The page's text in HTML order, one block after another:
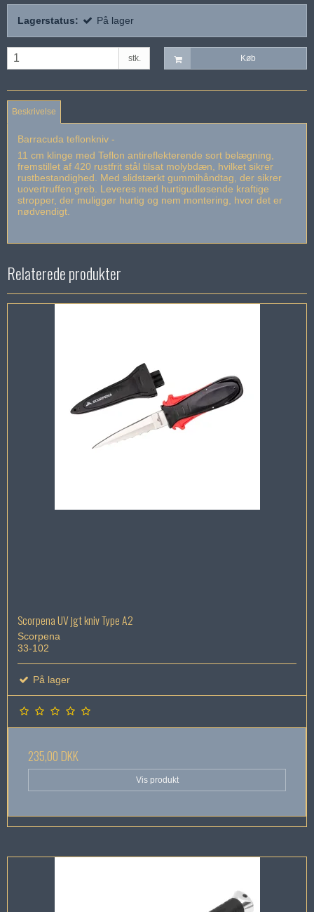
Lagerstatus: På lager
stk. Køb
Beskrivelse
Barracuda teflonkniv -
11 cm klinge med Teflon antireflekterende sort belægning,
fremstillet af 420 rustfrit stål tilsat molybdæn, hvilket sikrer
rustbestandighed. Med slidstærkt gummihåndtag, der sikrer
uovertruffen greb. Leveres med hurtigudløsende kraftige
stropper, der muliggør hurtig og nem montering, hvor det er
nødvendigt.
Relaterede produkter
Scorpena UV jgt kniv Type A2
Scorpena
33-102
På lager
235,00 DKK
Vis produkt